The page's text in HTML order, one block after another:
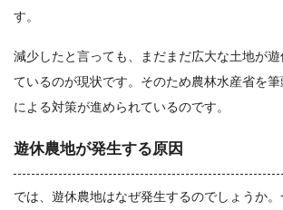
す。
減少したと言っても、まだまだ広大な土地が
ているのが現状です。そのため農林水産省を
による対策が進められているのです。
遊休農地が発生する原因
では、遊休農地はなぜ発生するのでしょうか